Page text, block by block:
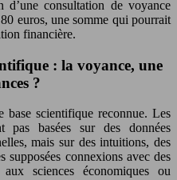
consultation de voyance
euros, une somme qui pourrait
financière.
: la voyance, une
?
base scientifique reconnue. Les
pas basées sur des données
mais sur des intuitions, des
supposées connexions avec des
sciences économiques ou